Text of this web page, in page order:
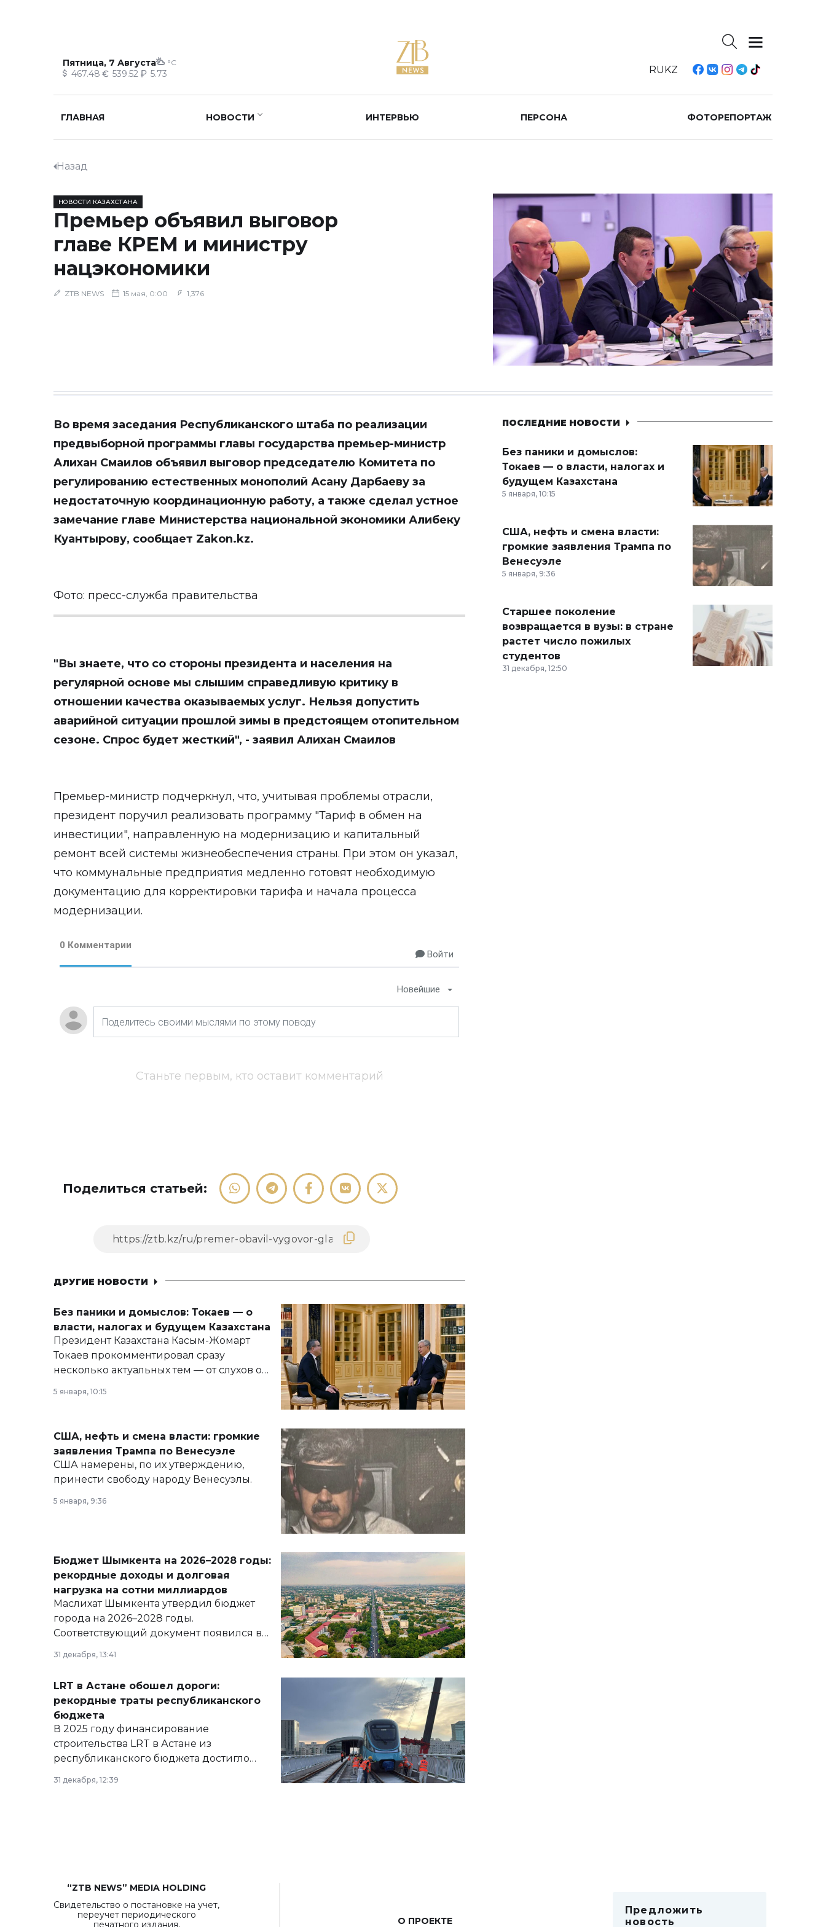
Пятница, 7 Августа °C
467.48 539.52 5.73 RUKZ
ГЛАВНАЯ НОВОСТИ ИНТЕРВЬЮ ПЕРСОНА ФОТОРЕПОРТАЖ
Назад
НОВОСТИ КАЗАХСТАНА
Премьер объявил выговор
главе КРЕМ и министру
нацэкономики
ZTB NEWS 15 мая, 0:00 1,376
Во время заседания Республиканского штаба по реализации
предвыборной программы главы государства премьер-министр
Алихан Смаилов объявил выговор председателю Комитета по
регулированию естественных монополий Асану Дарбаеву за
недостаточную координационную работу, а также сделал устное
замечание главе Министерства национальной экономики Алибеку
Куантырову, сообщает Zakon.kz.
Фото: пресс-служба правительства
"Вы знаете, что со стороны президента и населения на
регулярной основе мы слышим справедливую критику в
отношении качества оказываемых услуг. Нельзя допустить
аварийной ситуации прошлой зимы в предстоящем отопительном
сезоне. Спрос будет жесткий", - заявил Алихан Смаилов
Премьер-министр подчеркнул, что, учитывая проблемы отрасли,
президент поручил реализовать программу "Тариф в обмен на
инвестиции", направленную на модернизацию и капитальный
ремонт всей системы жизнеобеспечения страны. При этом он указал,
что коммунальные предприятия медленно готовят необходимую
документацию для корректировки тарифа и начала процесса
модернизации.
0 Комментарии
Войти
Новейшие
Станьте первым, кто оставит комментарий
Поделиться статьей:
ДРУГИЕ НОВОСТИ
Без паники и домыслов: Токаев — о
власти, налогах и будущем Казахстана
Президент Казахстана Касым-Жомарт
Токаев прокомментировал сразу
несколько актуальных тем — от слухов о
армии, экономики и личного здоровья.
5 января, 10:15
США, нефть и смена власти: громкие
заявления Трампа по Венесуэле
США намерены, по их утверждению,
принести свободу народу Венесуэлы.
5 января, 9:36
Бюджет Шымкента на 2026–2028 годы:
рекордные доходы и долговая
нагрузка на сотни миллиардов
Маслихат Шымкента утвердил бюджет
города на 2026–2028 годы.
Соответствующий документ появился в
базе нормативных правовых актов и на
сайте маслихат города.
31 декабря, 13:41
LRT в Астане обошел дороги:
рекордные траты республиканского
бюджета
В 2025 году финансирование
строительства LRT в Астане из
республиканского бюджета достигло
рекордных объемов.
31 декабря, 12:39
ПОСЛЕДНИЕ НОВОСТИ
Без паники и домыслов:
Токаев — о власти, налогах и
будущем Казахстана
5 января, 10:15
США, нефть и смена власти:
громкие заявления Трампа по
Венесуэле
5 января, 9:36
Старшее поколение
возвращается в вузы: в стране
растет число пожилых
студентов
31 декабря, 12:50
“ZTB NEWS” MEDIA HOLDING
Свидетельство о постановке на учет,
переучет периодического
печатного издания,
О ПРОЕКТЕ
Предложить
новость